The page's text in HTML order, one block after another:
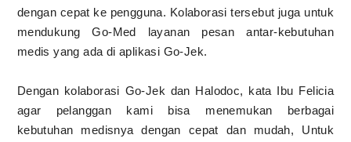
dengan cepat ke pengguna. Kolaborasi tersebut juga untuk
mendukung Go-Med layanan pesan antar-kebutuhan
medis yang ada di aplikasi Go-Jek.
Dengan kolaborasi Go-Jek dan Halodoc, kata Ibu Felicia
agar pelanggan kami bisa menemukan berbagai
kebutuhan medisnya dengan cepat dan mudah, Untuk